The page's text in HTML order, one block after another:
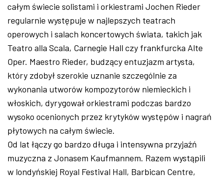
całym świecie solistami i orkiestrami Jochen Rieder
regularnie występuje w najlepszych teatrach
operowych i salach koncertowych świata, takich jak
Teatro alla Scala, Carnegie Hall czy frankfurcka Alte
Oper. Maestro Rieder, budzący entuzjazm artysta,
który zdobył szerokie uznanie szczególnie za
wykonania utworów kompozytorów niemieckich i
włoskich, dyrygował orkiestrami podczas bardzo
wysoko ocenionych przez krytyków występów i nagrań
płytowych na całym świecie.
Od lat łączy go bardzo długa i intensywna przyjaźń
muzyczna z Jonasem Kaufmannem. Razem wystąpili
w londyńskiej Royal Festival Hall, Barbican Centre,